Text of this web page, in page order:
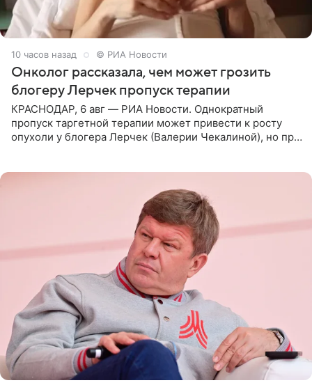
10 часов назад © РИА Новости
Онколог рассказала, чем может грозить
блогеру Лерчек пропуск терапии
КРАСНОДАР, 6 авг — РИА Новости. Однократный
пропуск таргетной терапии может привести к росту
опухоли у блогера Лерчек (Валерии Чекалиной), но при